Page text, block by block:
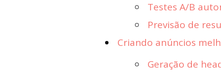
Testes A/B
Previsão de
Criando anúncios
Geração de